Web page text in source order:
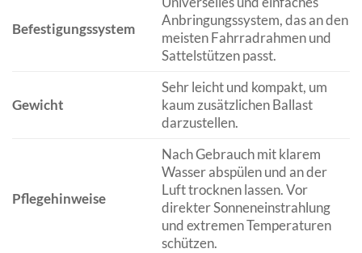
Befestigungssystem
Anbringungssystem, das an den
meisten Fahrradrahmen und
Sattelstützen passt.
Gewicht
Sehr leicht und kompakt, um
kaum zusätzlichen Ballast
darzustellen.
Pflegehinweise
Nach Gebrauch mit klarem
Wasser abspülen und an der
Luft trocknen lassen. Vor
direkter Sonneneinstrahlung
und extremen Temperaturen
schützen.